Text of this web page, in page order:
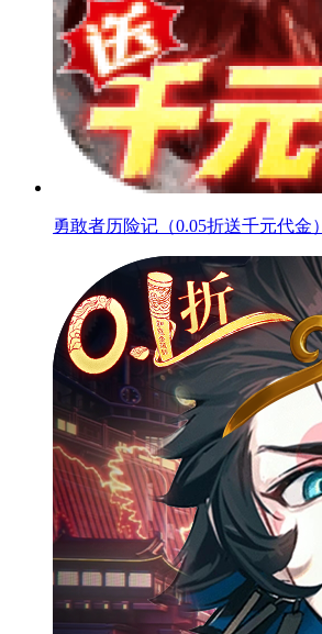
勇敢者历险记（0.05折送千元代金）